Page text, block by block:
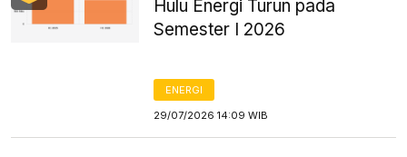
Hulu Energi Turun pada
Semester I 2026
ENERGI
29/07/2026 14:09 WIB